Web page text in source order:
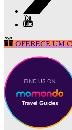
OFERECE UM